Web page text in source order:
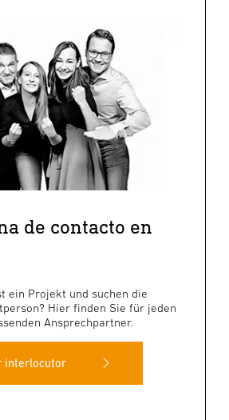
de contacto en
ein Projekt und suchen die
Hier finden Sie für jeden
Ansprechpartner.
interlocutor